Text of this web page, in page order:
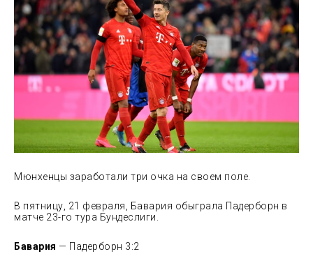
Мюнхенцы заработали три очка на своем поле.
В пятницу, 21 февраля, Бавария обыграла Падерборн в
матче 23-го тура Бундеслиги.
Бавария — Падерборн 3:2